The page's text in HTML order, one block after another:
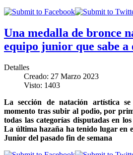
Una medalla de bronce
equipo junior que sabe a
Detalles
Creado: 27 Marzo 2023
Visto: 1403
La sección de natación artística
momento tras subir al podio, por
todas las categorías disputadas en
La última hazaña ha tenido lugar en
Junior del pasado fin de semana